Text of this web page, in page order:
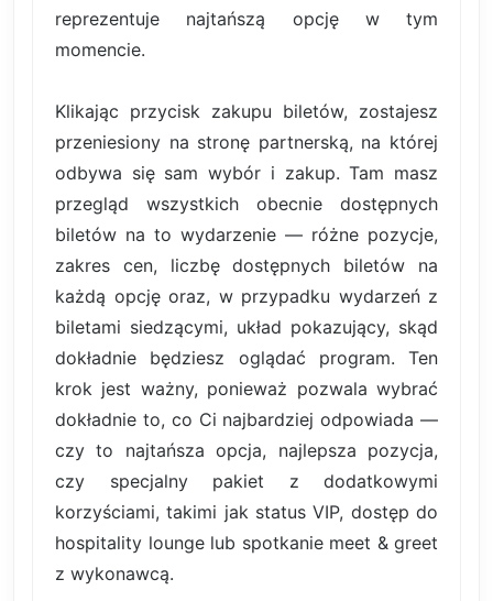
reprezentuje najtańszą opcję w tym
momencie.
Klikając przycisk zakupu biletów, zostajesz
przeniesiony na stronę partnerską, na której
odbywa się sam wybór i zakup. Tam masz
przegląd wszystkich obecnie dostępnych
biletów na to wydarzenie — różne pozycje,
zakres cen, liczbę dostępnych biletów na
każdą opcję oraz, w przypadku wydarzeń z
biletami siedzącymi, układ pokazujący, skąd
dokładnie będziesz oglądać program. Ten
krok jest ważny, ponieważ pozwala wybrać
dokładnie to, co Ci najbardziej odpowiada —
czy to najtańsza opcja, najlepsza pozycja,
czy specjalny pakiet z dodatkowymi
korzyściami, takimi jak status VIP, dostęp do
hospitality lounge lub spotkanie meet & greet
z wykonawcą.